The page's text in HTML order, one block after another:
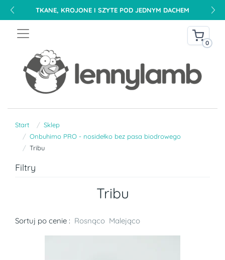
TKANE, KROJONE I SZYTE POD JEDNYM DACHEM
0
Start
Sklep
Onbuhimo PRO - nosidełko bez pasa biodrowego
Tribu
Filtry
Tribu
Sortuj po cenie : Rosnąco Malejąco